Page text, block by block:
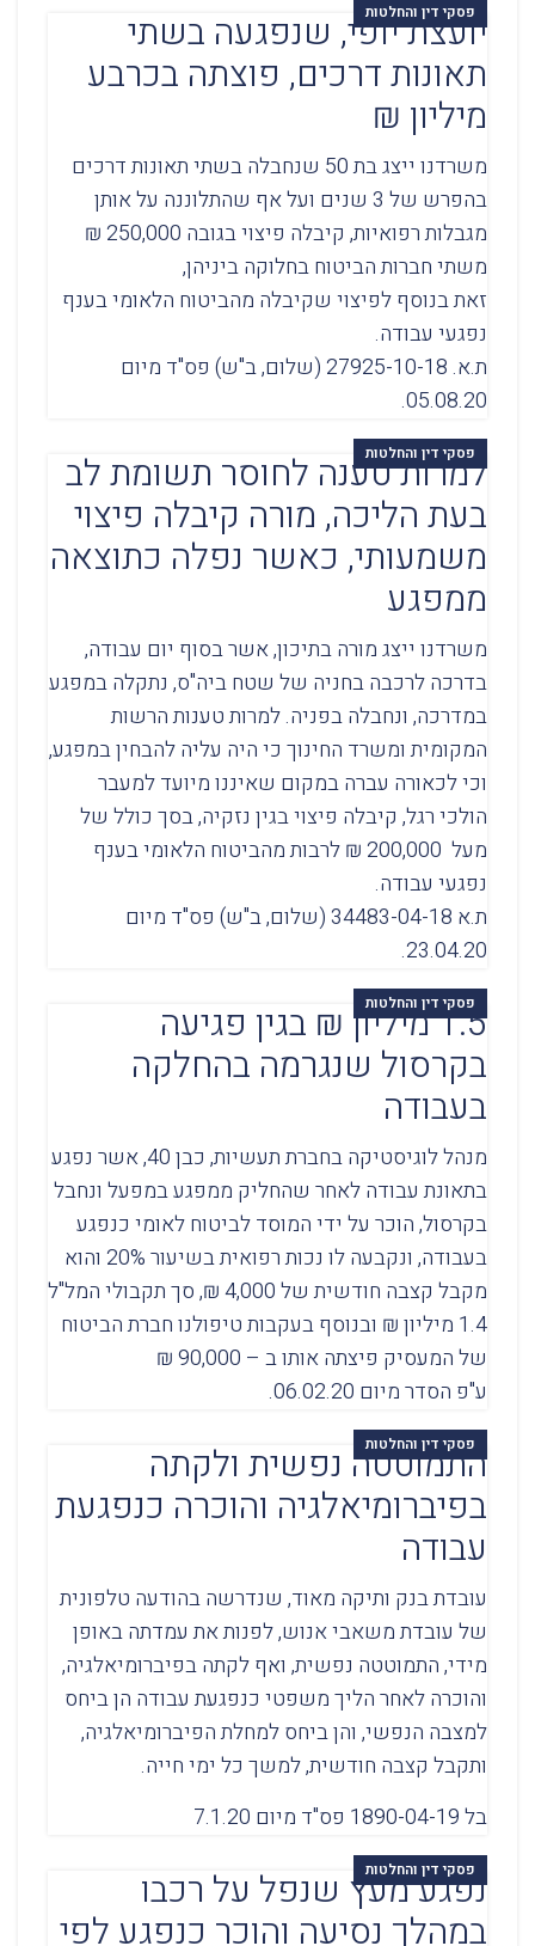
פסקי דין והחלטות
יועצת יופי, שנפגעה בשתי
תאונות דרכים, פוצתה בכרבע
מיליון ₪
משרדנו ייצג בת 50 שנחבלה בשתי תאונות דרכים
בהפרש של 3 שנים ועל אף שהתלוננה על אותן
מגבלות רפואיות, קיבלה פיצוי בגובה 250,000 ₪
משתי חברות הביטוח בחלוקה ביניהן,
זאת בנוסף לפיצוי שקיבלה מהביטוח הלאומי בענף
נפגעי עבודה.
ת.א. 27925-10-18 (שלום, ב"ש) פס"ד מיום
05.08.20.
פסקי דין והחלטות
למרות טענה לחוסר תשומת לב
בעת הליכה, מורה קיבלה פיצוי
משמעותי, כאשר נפלה כתוצאה
ממפגע
משרדנו ייצג מורה בתיכון, אשר בסוף יום עבודה,
בדרכה לרכבה בחניה של שטח ביה"ס, נתקלה במפגע
במדרכה, ונחבלה בפניה. למרות טענות הרשות
המקומית ומשרד החינוך כי היה עליה להבחין במפגע,
וכי לכאורה עברה במקום שאיננו מיועד למעבר
הולכי רגל, קיבלה פיצוי בגין נזקיה, בסך כולל של
מעל 200,000 ₪ לרבות מהביטוח הלאומי בענף
נפגעי עבודה.
ת.א 34483-04-18 (שלום, ב"ש) פס"ד מיום
23.04.20.
פסקי דין והחלטות
1.5 מיליון ₪ בגין פגיעה
בקרסול שנגרמה בהחלקה
בעבודה
מנהל לוגיסטיקה בחברת תעשיות, כבן 40, אשר נפגע
בתאונת עבודה לאחר שהחליק ממפגע במפעל ונחבל
בקרסול, הוכר על ידי המוסד לביטוח לאומי כנפגע
בעבודה, ונקבעה לו נכות רפואית בשיעור 20% והוא
מקבל קצבה חודשית של 4,000 ₪, סך תקבולי המל"ל
1.4 מיליון ₪ ובנוסף בעקבות טיפולנו חברת הביטוח
של המעסיק פיצתה אותו ב – 90,000 ₪
ע"פ הסדר מיום 06.02.20.
פסקי דין והחלטות
התמוטטה נפשית ולקתה
בפיברומיאלגיה והוכרה כנפגעת
עבודה
עובדת בנק ותיקה מאוד, שנדרשה בהודעה טלפונית
של עובדת משאבי אנוש, לפנות את עמדתה באופן
מידי, התמוטטה נפשית, ואף לקתה בפיברומיאלגיה,
והוכרה לאחר הליך משפטי כנפגעת עבודה הן ביחס
למצבה הנפשי, והן ביחס למחלת הפיברומיאלגיה,
ותקבל קצבה חודשית, למשך כל ימי חייה.
בל 1890-04-19 פס"ד מיום 7.1.20
פסקי דין והחלטות
נפגע מעץ שנפל על רכבו
במהלך נסיעה והוכר כנפגע לפי